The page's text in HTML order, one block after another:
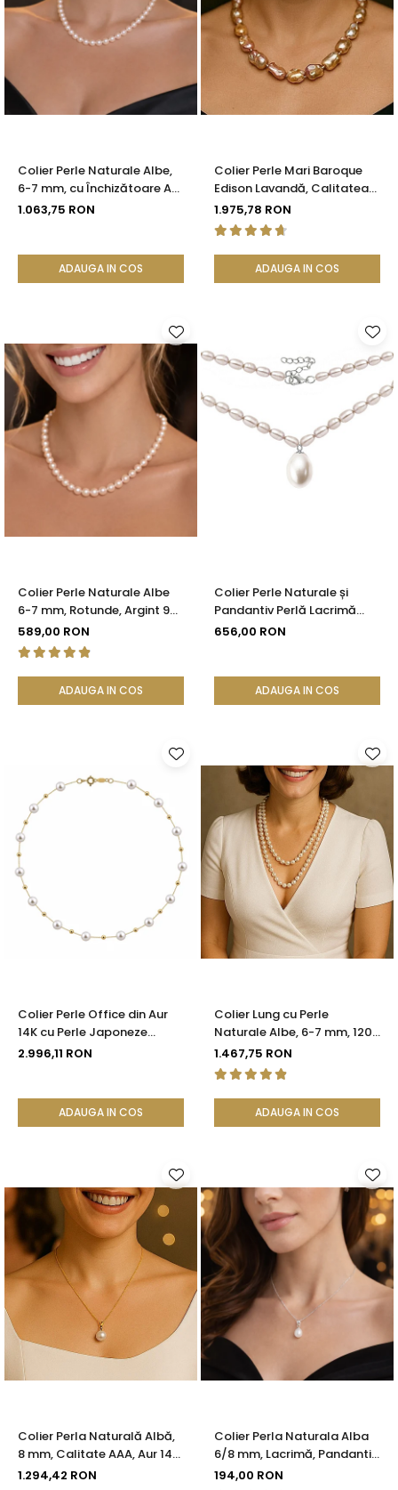
Colier Perle Naturale Albe,
6-7 mm, cu Închizătoare Aur
14K (aur 585) | KASKADDA®
1.063,75 RON
ADAUGA IN COS
Colier Perle Mari Baroque
Edison Lavandă, Calitatea
AAA, Aur 14K | KASKADDA®
1.975,78 RON
ADAUGA IN COS
Colier Perle Naturale Albe
6-7 mm, Rotunde, Argint 925
| KASKADDA®
589,00 RON
ADAUGA IN COS
Colier Perle Naturale și
Pandantiv Perlă Lacrimă
Albă Rară, Argint 925, Model
656,00 RON
ADAUGA IN COS
Colier Perle Office din Aur
14K cu Perle Japoneze
Akoya 5,5 mm și Bile de Aur |
2.996,11 RON
ADAUGA IN COS
Colier Lung cu Perle
Naturale Albe, 6-7 mm, 120
cm, Închizătoare Argint 925
| KASKADDA®
1.467,75 RON
ADAUGA IN COS
Colier Perla Naturală Albă,
8 mm, Calitate AAA, Aur 14K
(aur 585) | KASKADDA®
1.294,42 RON
Colier Perla Naturala Alba
6/8 mm, Lacrimă, Pandantiv
Argint 925 | KASKADDA®
194,00 RON